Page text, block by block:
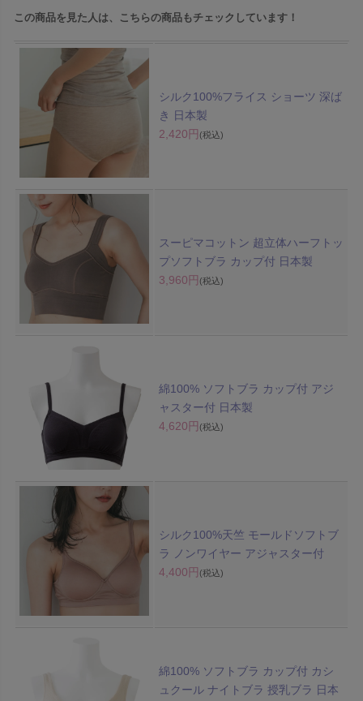
この商品を見た人は、こちらの商品もチェックしています！
シルク100%フライス ショーツ 深ば
き 日本製
2,420円 (税込)
スーピマコットン 超立体ハーフトッ
プソフトブラ カップ付 日本製
3,960円 (税込)
綿100% ソフトブラ カップ付 アジ
ャスター付 日本製
4,620円 (税込)
シルク100%天竺 モールドソフトブ
ラ ノンワイヤー アジャスター付
4,400円 (税込)
綿100% ソフトブラ カップ付 カシ
ュクール ナイトブラ 授乳ブラ 日本